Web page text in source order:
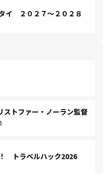
２０２７～２０２８
トファー・ノーラン監督
トラベルハック2026